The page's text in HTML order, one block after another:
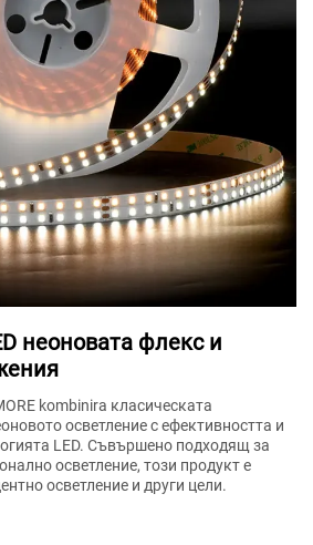
неоновата флекс и
kombinira класическата
осветление с ефективността и
LED. Съвършено подходящ за
осветление, този продукт е
осветление и други цели.